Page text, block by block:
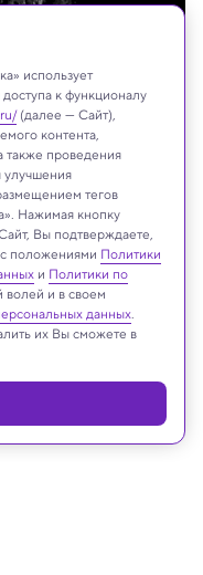
использует
к функционалу
(далее — Сайт),
контента,
также проведения
улучшения
тегов
Нажимая кнопку
Вы подтверждаете,
положениями Политики
и Политики по
волей и в своем
данных.
их Вы сможете в